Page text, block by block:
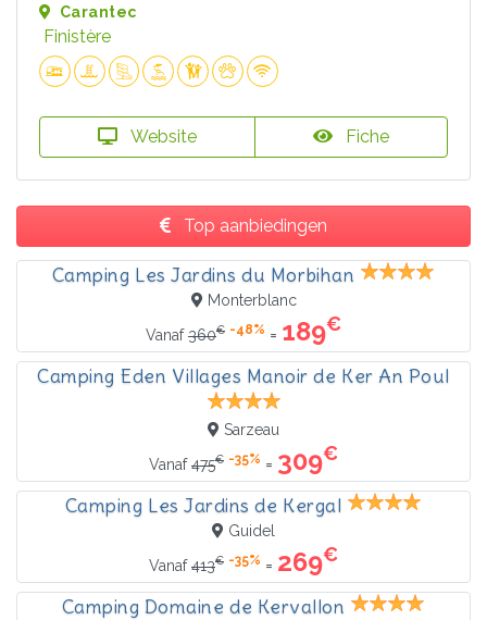
Carantec
Finistère
Website Fiche
Top aanbiedingen
Camping Les Jardins du Morbihan
Monterblanc
Vanaf360€ -48% = 189€
Camping Eden Villages Manoir de Ker An Poul
Sarzeau
Vanaf475€ -35% = 309€
Camping Les Jardins de Kergal
Guidel
Vanaf413€ -35% = 269€
Camping Domaine de Kervallon